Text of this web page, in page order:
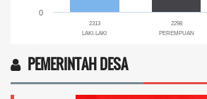
2313
LAKI-LAKI
2298
PEREMPUAN
0
PEMERINTAH DESA